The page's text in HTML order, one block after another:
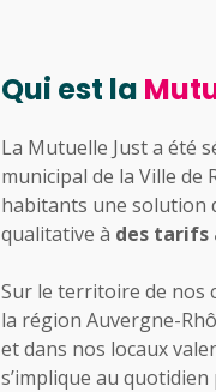
Qui est la
La Mutuelle Just a été
municipal de la Ville
habitants une solution
qualitative à des tarifs
Sur le territoire de nos
la région Auvergne-
et dans nos locaux
s’implique au